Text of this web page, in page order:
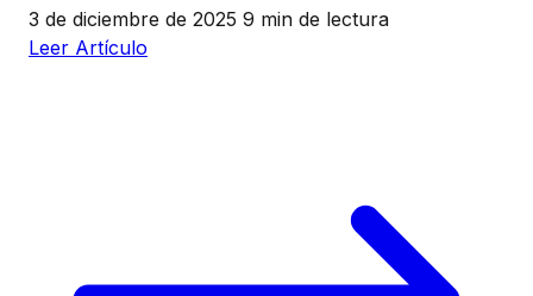
3 de diciembre de 2025 9 min de lectura
Leer Artículo